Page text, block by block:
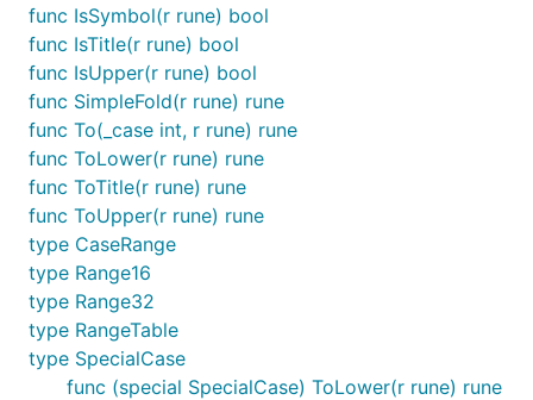
func IsSymbol(r rune) bool
func IsTitle(r rune) bool
func IsUpper(r rune) bool
func SimpleFold(r rune) rune
func To(_case int, r rune) rune
func ToLower(r rune) rune
func ToTitle(r rune) rune
func ToUpper(r rune) rune
type CaseRange
type Range16
type Range32
type RangeTable
type SpecialCase
func (special SpecialCase) ToLower(r rune) rune